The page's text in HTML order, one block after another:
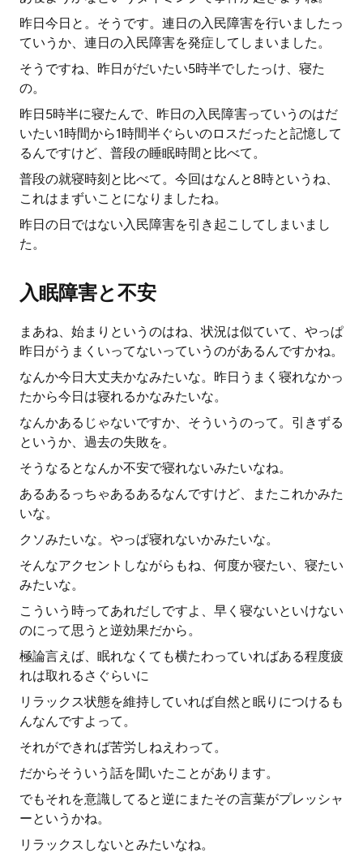
昨日今日と。そうです。連日の入民障害を行いましたっ
ていうか、連日の入民障害を発症してしまいました。
そうですね、昨日がだいたい5時半でしたっけ、寝た
の。
昨日5時半に寝たんで、昨日の入民障害っていうのはだ
いたい1時間から1時間半ぐらいのロスだったと記憶して
るんですけど、普段の睡眠時間と比べて。
普段の就寝時刻と比べて。今回はなんと8時というね、
これはまずいことになりましたね。
昨日の日ではない入民障害を引き起こしてしまいまし
た。
入眠障害と不安
まあね、始まりというのはね、状況は似ていて、やっぱ
昨日がうまくいってないっていうのがあるんですかね。
なんか今日大丈夫かなみたいな。昨日うまく寝れなかっ
たから今日は寝れるかなみたいな。
なんかあるじゃないですか、そういうのって。引きずる
というか、過去の失敗を。
そうなるとなんか不安で寝れないみたいなね。
あるあるっちゃあるあるなんですけど、またこれかみた
いな。
クソみたいな。やっぱ寝れないかみたいな。
そんなアクセントしながらもね、何度か寝たい、寝たい
みたいな。
こういう時ってあれだしですよ、早く寝ないといけない
のにって思うと逆効果だから。
極論言えば、眠れなくても横たわっていればある程度疲
れは取れるさぐらいに
リラックス状態を維持していれば自然と眠りにつけるも
んなんですよって。
それができれば苦労しねえわって。
だからそういう話を聞いたことがあります。
でもそれを意識してると逆にまたその言葉がプレッシャ
ーというかね。
リラックスしないとみたいなね。